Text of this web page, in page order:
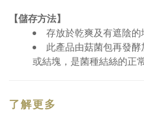
【儲存方法】
存放於乾爽及有遮陰的
此產品由菇菌包再發
或結塊，是菌種結絲的正
了解更多